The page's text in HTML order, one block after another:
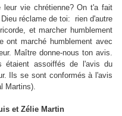
vie chrétienne? On t'a fait
réclame de toi: rien d'autre
et marcher humblement
marché humblement avec
Maître donne-nous ton avis.
étaient assoiffés de l'avis du
Ils se sont conformés à l'avis
Martins).
et Zélie Martin